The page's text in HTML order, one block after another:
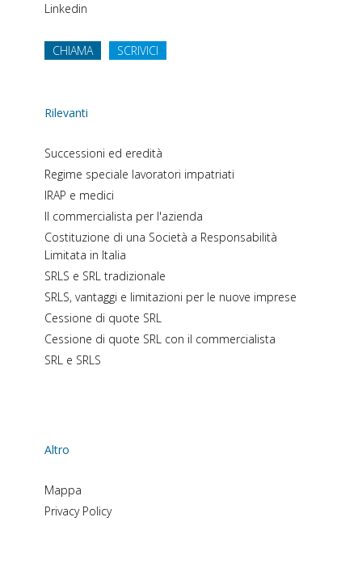
Linkedin
CHIAMA SCRIVICI
Rilevanti
Successioni ed eredità
Regime speciale lavoratori impatriati
IRAP e medici
Il commercialista per l'azienda
Costituzione di una Società a Responsabilità
Limitata in Italia
SRLS e SRL tradizionale
SRLS, vantaggi e limitazioni per le nuove imprese
Cessione di quote SRL
Cessione di quote SRL con il commercialista
SRL e SRLS
Altro
Mappa
Privacy Policy